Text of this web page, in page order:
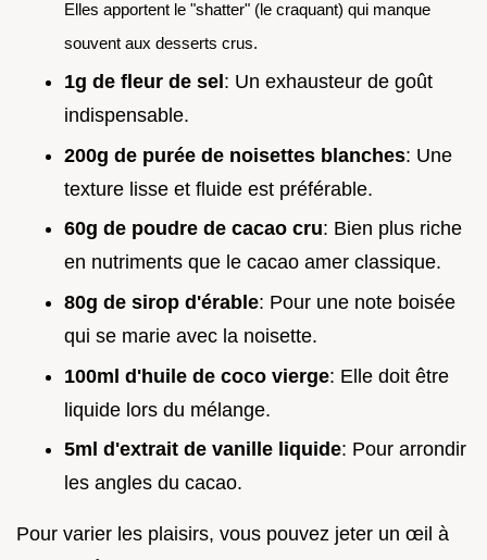
Elles apportent le "shatter" (le craquant) qui manque
souvent aux desserts crus.
1g de fleur de sel : Un exhausteur de goût
indispensable.
200g de purée de noisettes blanches: Une
texture lisse et fluide est préférable.
60g de poudre de cacao cru: Bien plus riche
en nutriments que le cacao amer classique.
80g de sirop d'érable: Pour une note boisée
qui se marie avec la noisette.
100ml d'huile de coco vierge: Elle doit être
liquide lors du mélange.
5ml d'extrait de vanille liquide: Pour arrondir
les angles du cacao.
Pour varier les plaisirs, vous pouvez jeter un œil à